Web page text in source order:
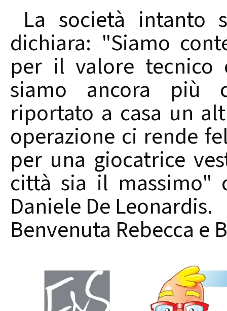
La società intanto
dichiara: "Siamo
per il valore tecnico
siamo ancora più
riportato a casa un
operazione ci rende
per una giocatrice
città sia il massimo"
Daniele De Leonardis.
Benvenuta Rebecca e